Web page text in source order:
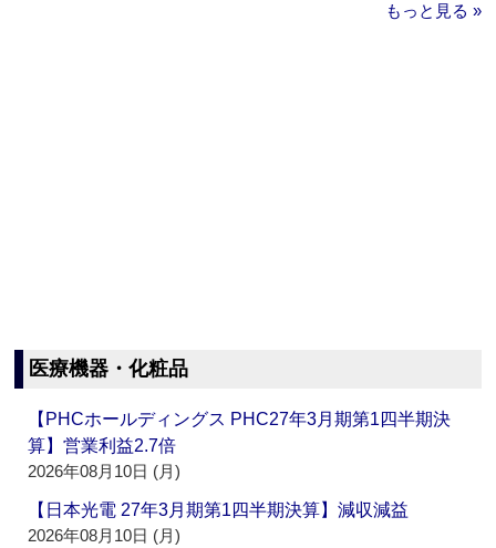
もっと見る »
医療機器・化粧品
【PHCホールディングス PHC27年3月期第1四半期決
算】営業利益2.7倍
2026年08月10日 (月)
【日本光電 27年3月期第1四半期決算】減収減益
2026年08月10日 (月)